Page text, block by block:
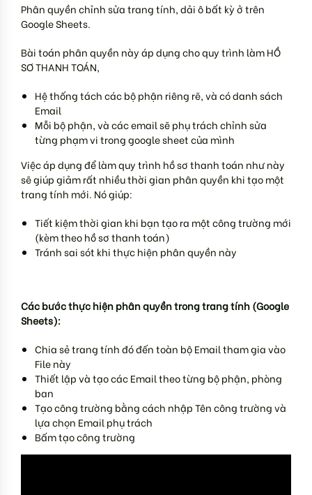
Phân quyền chỉnh sửa trang tính, dải ô bất kỳ ở trên
Google Sheets.
Bài toán phân quyền này áp dụng cho quy trình làm HỒ
SƠ THANH TOÁN,
Hệ thống tách các bộ phận riêng rẽ, và có danh sách
Email
Mỗi bộ phận, và các email sẽ phụ trách chỉnh sửa
từng phạm vi trong google sheet của mình
Việc áp dụng để làm quy trình hồ sơ thanh toán như này
sẽ giúp giảm rất nhiều thời gian phân quyền khi tạo một
trang tính mới. Nó giúp:
Tiết kiệm thời gian khi bạn tạo ra một công trường mới
(kèm theo hồ sơ thanh toán)
Tránh sai sót khi thực hiện phân quyền này
Các bước thực hiện phân quyền trong trang tính (Google
Sheets):
Chia sẻ trang tính đó đến toàn bộ Email tham gia vào
File này
Thiết lập và tạo các Email theo từng bộ phận, phòng
ban
Tạo công trường bằng cách nhập Tên công trường và
lựa chọn Email phụ trách
Bấm tạo công trường